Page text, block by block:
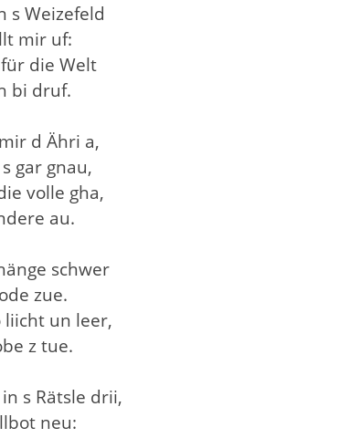
s Weizefeld
mir uf:
die Welt
bi druf.
d Ähri a,
gar gnau,
volle gha,
au.
schwer
zue.
liicht un leer,
z tue.
s Rätsle drii,
neu: